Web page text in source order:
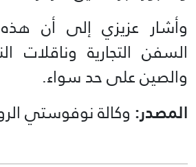
وأشار عزيزي إلى أن
السفن التجارية وناقلات
والصين على حد سواء.
المصدر: وكالة نوفوستي